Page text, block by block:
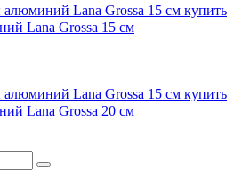
Lana Grossa 15 см
Lana Grossa 20 см